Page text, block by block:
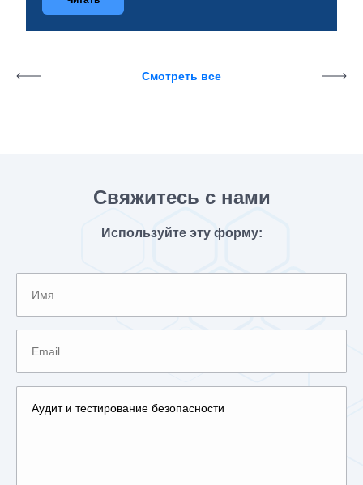
Смотреть все
Свяжитесь с нами
Используйте эту форму: